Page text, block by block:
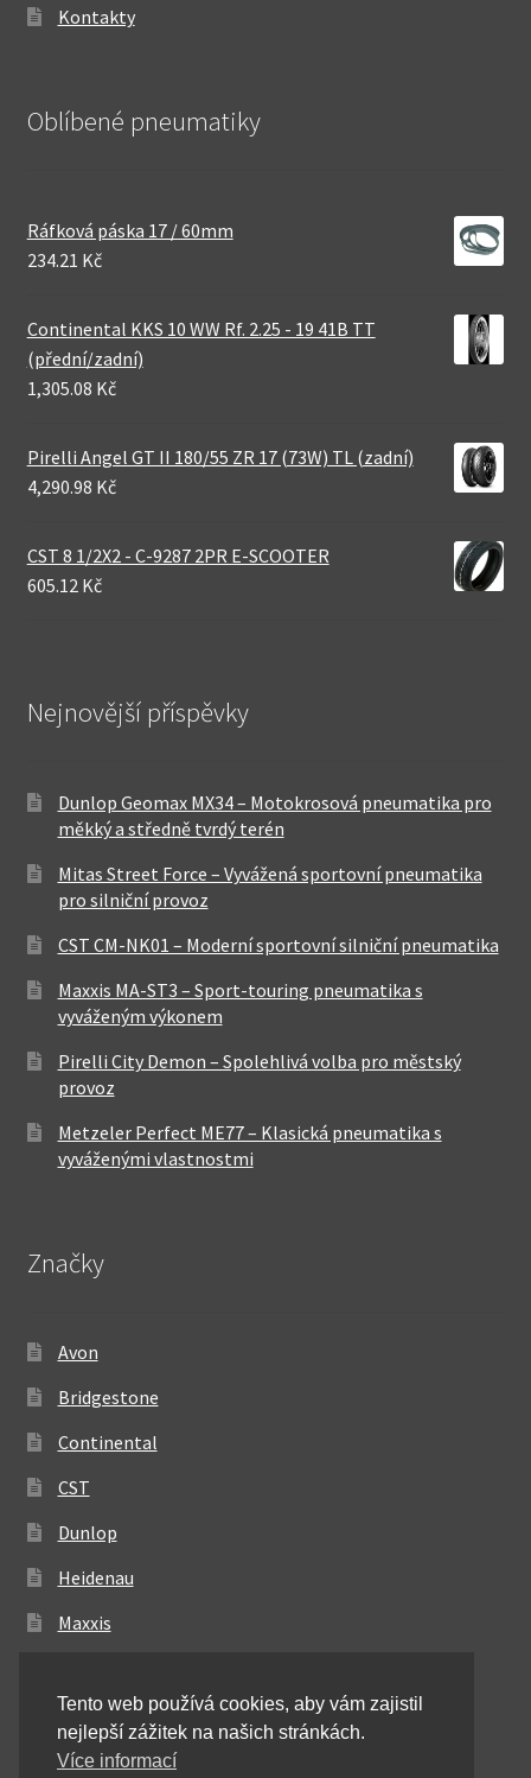
Kontakty
Oblíbené pneumatiky
Ráfková páska 17 / 60mm
234.21 Kč
Continental KKS 10 WW Rf. 2.25 - 19 41B TT
(přední/zadní)
1,305.08 Kč
Pirelli Angel GT II 180/55 ZR 17 (73W) TL (zadní)
4,290.98 Kč
CST 8 1/2X2 - C-9287 2PR E-SCOOTER
605.12 Kč
Nejnovější příspěvky
Dunlop Geomax MX34 – Motokrosová pneumatika pro
měkký a středně tvrdý terén
Mitas Street Force – Vyvážená sportovní pneumatika
pro silniční provoz
CST CM-NK01 – Moderní sportovní silniční pneumatika
Maxxis MA-ST3 – Sport-touring pneumatika s
vyváženým výkonem
Pirelli City Demon – Spolehlivá volba pro městský
provoz
Metzeler Perfect ME77 – Klasická pneumatika s
vyváženými vlastnostmi
Značky
Avon
Bridgestone
Continental
CST
Dunlop
Heidenau
Maxxis
Michelin
Mitas
Tento web používá cookies, aby vám zajistil
nejlepší zážitek na našich stránkách.
Více informací